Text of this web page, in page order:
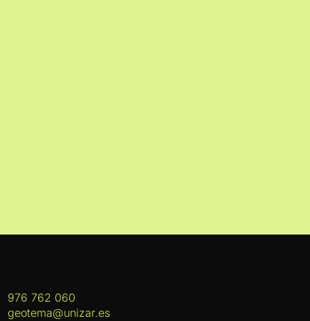
976 762 060
geotema@unizar.es